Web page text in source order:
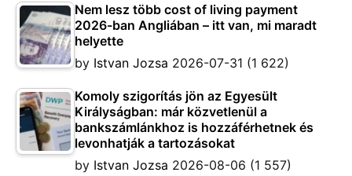
Nem lesz több cost of living payment
2026-ban Angliában – itt van, mi maradt
helyette
by Istvan Jozsa 2026-07-31 (1 622)
Komoly szigorítás jön az Egyesült
Királyságban: már közvetlenül a
bankszámlánkhoz is hozzáférhetnek és
levonhatják a tartozásokat
by Istvan Jozsa 2026-08-06 (1 557)